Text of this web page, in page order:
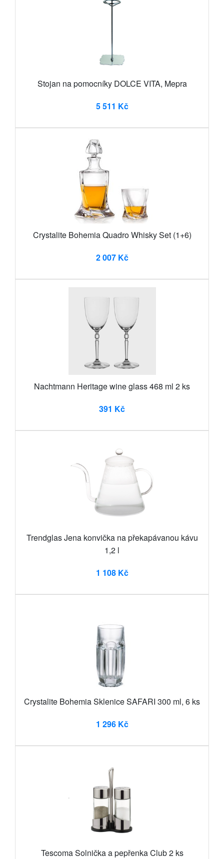
Stojan na pomocníky DOLCE VITA, Mepra
5 511 Kč
Crystalite Bohemia Quadro Whisky Set (1+6)
2 007 Kč
Nachtmann Heritage wine glass 468 ml 2 ks
391 Kč
Trendglas Jena konvička na překapávanou kávu
1,2 l
1 108 Kč
Crystalite Bohemia Sklenice SAFARI 300 ml, 6 ks
1 296 Kč
Tescoma Solnička a pepřenka Club 2 ks